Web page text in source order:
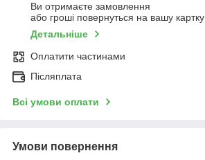
Ви отримаєте замовлення
або гроші повернуться на вашу картку
Детальніше
Оплатити частинами
Післяплата
Всі умови оплати
Умови повернення